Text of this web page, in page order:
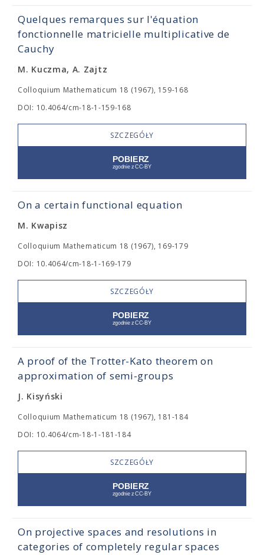
Quelques remarques sur l'équation
fonctionnelle matricielle multiplicative de
Cauchy
M. Kuczma, A. Zajtz
Colloquium Mathematicum 18 (1967), 159-168
DOI: 10.4064/cm-18-1-159-168
SZCZEGÓŁY
On a certain functional equation
M. Kwapisz
Colloquium Mathematicum 18 (1967), 169-179
DOI: 10.4064/cm-18-1-169-179
SZCZEGÓŁY
A proof of the Trotter-Kato theorem on
approximation of semi-groups
J. Kisyński
Colloquium Mathematicum 18 (1967), 181-184
DOI: 10.4064/cm-18-1-181-184
SZCZEGÓŁY
On projective spaces and resolutions in
categories of completely regular spaces